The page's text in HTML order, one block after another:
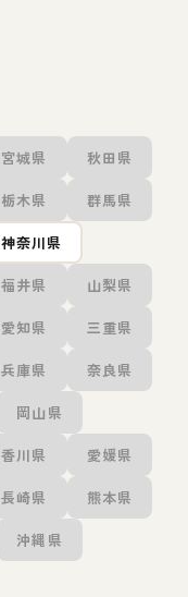
宮城県 秋田県
栃木県 群馬県
神奈川県
福井県 山梨県
愛知県 三重県
兵庫県 奈良県
岡山県
香川県 愛媛県
長崎県 熊本県
沖縄県